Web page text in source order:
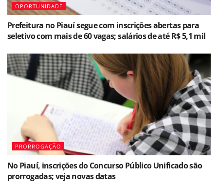
OPORTUNIDADE
Prefeitura no Piauí segue com inscrições abertas para
seletivo com mais de 60 vagas; salários de até R$ 5,1 mil
PRORROGAÇÃO
No Piauí, inscrições do Concurso Público Unificado são
prorrogadas; veja novas datas